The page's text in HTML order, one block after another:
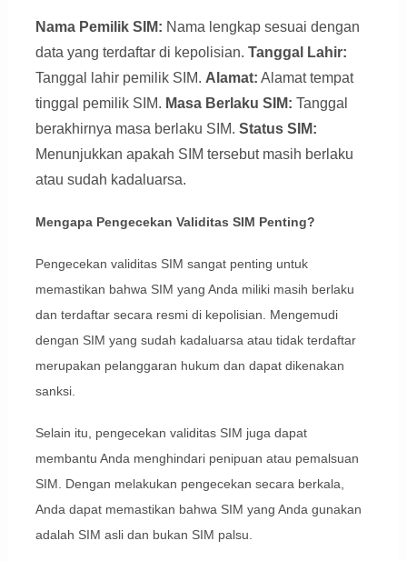
Nama Pemilik SIM: Nama lengkap sesuai dengan
data yang terdaftar di kepolisian. Tanggal Lahir:
Tanggal lahir pemilik SIM. Alamat: Alamat tempat
tinggal pemilik SIM. Masa Berlaku SIM: Tanggal
berakhirnya masa berlaku SIM. Status SIM:
Menunjukkan apakah SIM tersebut masih berlaku
atau sudah kadaluarsa.
Mengapa Pengecekan Validitas SIM Penting?
Pengecekan validitas SIM sangat penting untuk
memastikan bahwa SIM yang Anda miliki masih berlaku
dan terdaftar secara resmi di kepolisian. Mengemudi
dengan SIM yang sudah kadaluarsa atau tidak terdaftar
merupakan pelanggaran hukum dan dapat dikenakan
sanksi.
Selain itu, pengecekan validitas SIM juga dapat
membantu Anda menghindari penipuan atau pemalsuan
SIM. Dengan melakukan pengecekan secara berkala,
Anda dapat memastikan bahwa SIM yang Anda gunakan
adalah SIM asli dan bukan SIM palsu.